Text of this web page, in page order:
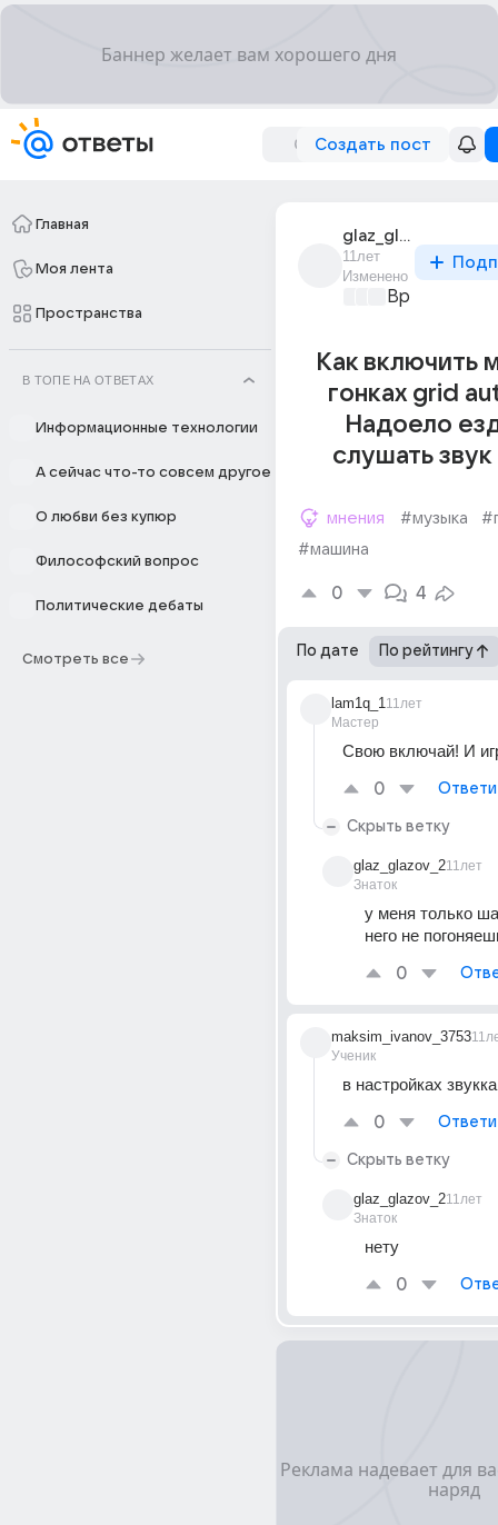
Создать пост
Главная
Моя лента
Пространства
В ТОПЕ НА ОТВЕТАХ
Информационные технологии
А сейчас что-то совсем другое
О любви без купюр
Философский вопрос
Политические дебаты
Смотреть все
glaz_glazov_2
11лет
Изменено
Время игр
Как включить
гонках grid
Надоело
слушать
мнения #музыка
#машина
0 4
По дате По рейтингу
lam1q_1
Мастер
11лет
Свою включай! И
0
Скрыть ветку
glaz_glazov_2
Знаток
11лет
у меня только
него не
0
maksim_ivanov_3753
Ученик
в настройках звукка
0
Скрыть ветку
glaz_glazov_2
Знаток
11лет
нету
0